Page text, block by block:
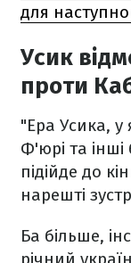
для
Усик
проти
"Ера Усика,
Ф'юрі та інші
підійде до
нарешті
Ба більше,